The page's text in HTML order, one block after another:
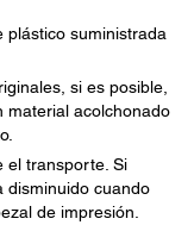
plástico suministrada
si es posible,
material acolchonado
el transporte. Si
disminuido cuando
de impresión.